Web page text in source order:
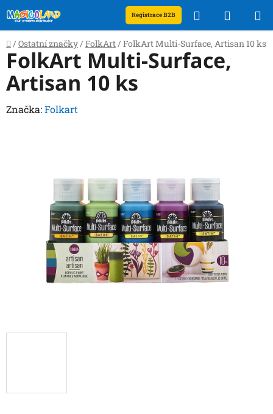
na
obsah
Registrace B2B Hledat
KOŠÍK
Domů
/ Ostatní značky / FolkArt / FolkArt Multi-Surface, Artisan 10 ks
FolkArt Multi-Surface,
Artisan 10 ks
Značka:Folkart